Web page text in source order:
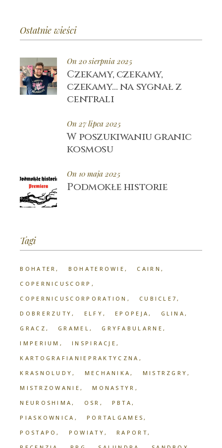
Ostatnie wieści
On 20 sierpnia 2025
Czekamy, czekamy,
czekamy… na sygnał z
centrali
On 27 lipca 2025
W poszukiwaniu granic
kosmosu
On 10 maja 2025
Podmokłe historie
Tagi
BOHATER BOHATEROWIE
CAIRN
COPERNICUSCORP
COPERNICUSCORPORATION
CUBICLE7
DOBRERZUTY
ELFY EPOPEJA
GLINA
GRACZ
GRAMEL
GRYFABULARNE
IMPERIUM
INSPIRACJE
KARTOGRAFIANIEPRAKTYCZNA
KRASNOLUDY
MECHANIKA
MISTRZGRY
MISTRZOWANIE
MONASTYR
NEUROSHIMA
OSR
PBTA
PIASKOWNICA
PORTALGAMES
POSTAPO
POWIATY
RAPORT